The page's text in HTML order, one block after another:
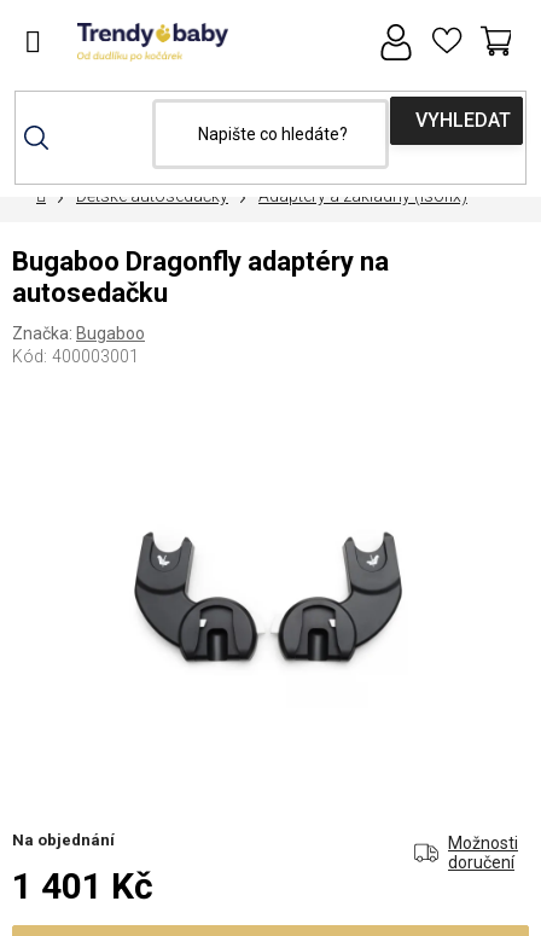
DomůDětské autosedačky Adaptéry a základny (isofix)
Na objednání
Možnosti
doručení
1 401 Kč
Bugaboo Dragonfly adaptéry na
autosedačku
Značka: Bugaboo
Kód: 400003001